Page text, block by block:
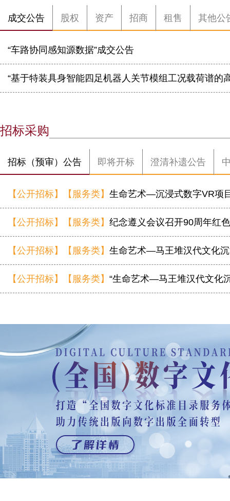
成交公告 股权 资产 招商 租售 其他公
“车路协同感知源数据”成交公告
“基于特装具身智能四足机器人关节模组工况载荷谱的
招标采购
招标（预审）公告 即将开标 澄清补遗公告
【公开招标】【服务类】 生命艺术—沉浸式数字VR项
【公开招标】【服务类】 纪念遵义会议召开90周年红
【公开招标】【服务类】 生命艺术—马王堆汉代文化沉
【公开招标】【服务类】 “生命艺术—马王堆汉代文化